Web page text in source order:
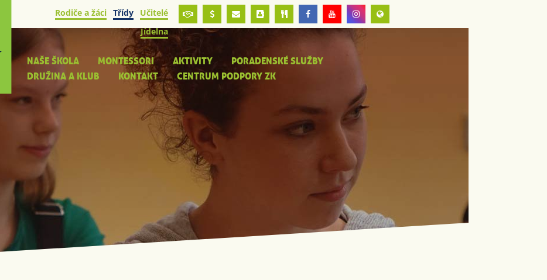
Rodiče a žáci Třídy
Učitelé
Jídelna
NAŠE ŠKOLA MONTESSORI AKTIVITY
PORADENSKÉ SLUŽBY
DRUŽINA A KLUB
KONTAKT CENTRUM PODPORY ZK